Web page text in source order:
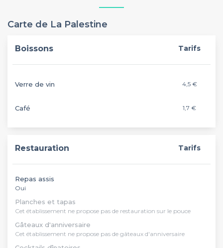
Carte de La Palestine
Boissons Tarifs
Verre de vin 4,5 €
Café 1,7 €
Restauration Tarifs
Repas assis
Oui
Planches et tapas
Cet établissement ne propose pas de restauration sur le pouce
Gâteaux d'anniversaire
Cet établissement ne propose pas de gâteaux d'anniversaire